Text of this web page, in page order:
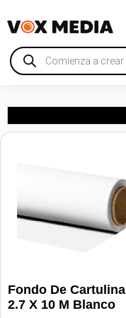
Fondo De Cartulina
2.7 X 10 M Blanco